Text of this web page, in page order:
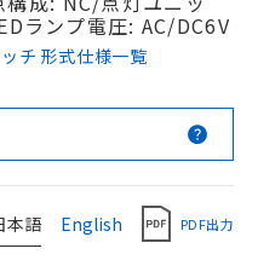
ランプ電圧: AC/DC6V
チ 形式仕様一覧
本語 English PDF出力